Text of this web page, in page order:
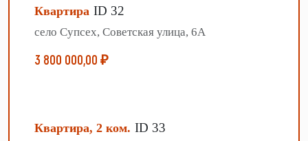
Квартира ID 32
село Супсех, Советская улица, 6А
3 800 000,00 ₽
Квартира, 2 ком. ID 33